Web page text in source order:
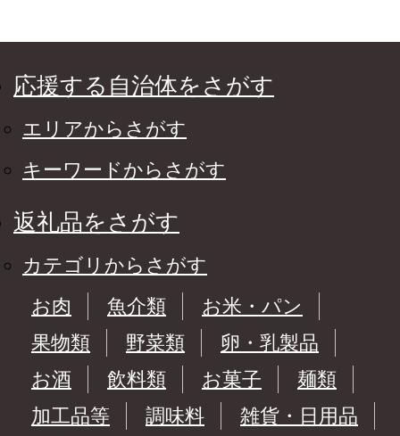
応援する自治体をさがす
エリアからさがす
キーワードからさがす
返礼品をさがす
カテゴリからさがす
お肉
魚介類
お米・パン
果物類
野菜類
卵・乳製品
お酒
飲料類 お菓子
麺類
加工品等
調味料
雑貨・日用品